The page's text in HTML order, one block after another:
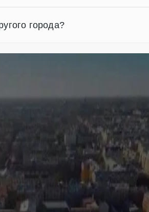
города?